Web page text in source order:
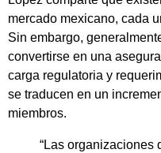
mercado mexicano, cada
Sin embargo,
convertirse en una
carga regulatoria y
se traducen en un
miembros.
“Las organizaciones